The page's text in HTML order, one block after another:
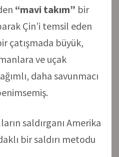
“mavi takım” bir
Çin’i temsil eden
çatışmada büyük,
ve uçak
daha savunmacı
saldırganı Amerika
bir saldırı metodu